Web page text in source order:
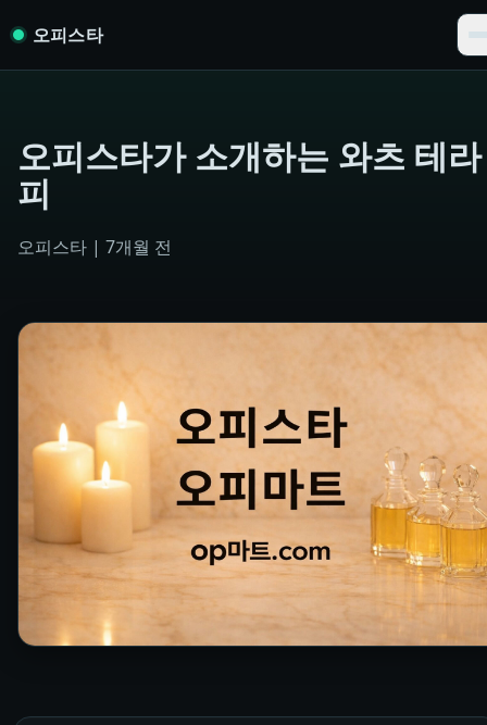
오피스타
오피스타가 소개하는 와츠 테라
피
오피스타 | 7개월 전